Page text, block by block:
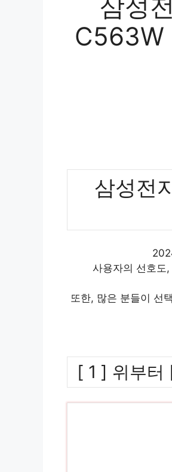
삼성
C563W
삼성전
사용자의 선호도
또한, 많은 분들이 선
[ 1 ] 위부터